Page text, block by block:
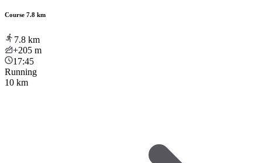
Course 7.8 km
7.8 km
+205 m
17:45
Running
10 km